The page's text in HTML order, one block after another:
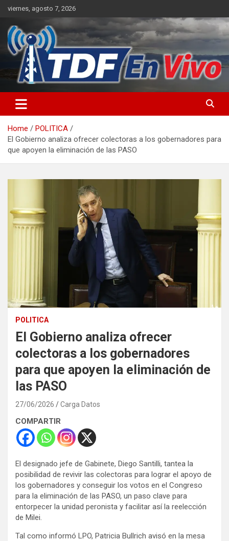
Skip
content
viernes, agosto 7, 2026
Home
POLITICA
El Gobierno analiza ofrecer colectoras a los gobernadores para
que apoyen la eliminación de las PASO
POLITICA
El Gobierno analiza ofrecer
colectoras a los gobernadores
para que apoyen la eliminación de
las PASO
27/06/2026 Carga Datos
COMPARTIR
El designado jefe de Gabinete, Diego Santilli, tantea la
posibilidad de revivir las colectoras para lograr el apoyo de
los gobernadores y conseguir los votos en el Congreso
para la eliminación de las PASO, un paso clave para
entorpecer la unidad peronista y facilitar así la reelección
de Milei.
Tal como informó LPO, Patricia Bullrich avisó en la mesa